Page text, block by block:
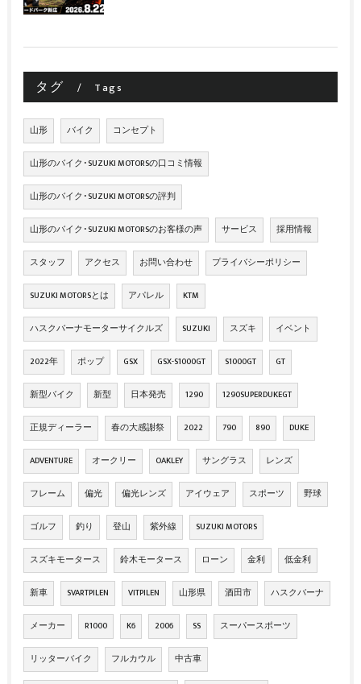
タグ Tags
山形 バイク コンセプト
山形のバイク･SUZUKI MOTORSの口コミ情報
山形のバイク･SUZUKI MOTORSの評判
山形のバイク･SUZUKI MOTORSのお客様の声 サービス 採用情報
スタッフ アクセス お問い合わせ プライバシーポリシー
SUZUKI MOTORSとは アパレル KTM
ハスクバーナモーターサイクルズ SUZUKI スズキ イベント
2022年 ポップ GSX GSX-S1000GT S1000GT GT
新型バイク 新型 日本発売 1290 1290SUPERDUKEGT
正規ディーラー 春の大感謝祭 2022 790 890 DUKE
ADVENTURE オークリー OAKLEY サングラス レンズ
フレーム 偏光 偏光レンズ アイウェア スポーツ 野球
ゴルフ 釣り 登山 紫外線 SUZUKI MOTORS
スズキモータース 鈴木モータース ローン 金利 低金利
新車 SVARTPILEN VITPILEN 山形県 酒田市 ハスクバーナ
メーカー R1000 K6 2006 SS スーパースポーツ
リッターバイク フルカウル 中古車